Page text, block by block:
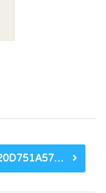
2FD0CBF1A9F20D751A5758208302FBE3B5751FBC.JPG